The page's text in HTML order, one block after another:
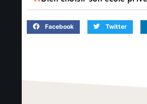
Facebook Twitter